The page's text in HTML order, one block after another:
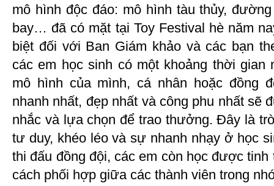
mô hình độc đáo: mô hình tàu thủy,
bay… đã có mặt tại Toy Festival hè năm
biệt đối với Ban Giám khảo và các bạn
các em học sinh có một khoảng thời gian
mô hình của mình, cá nhân hoặc đồng
nhanh nhất, đẹp nhất và công phu nhất sẽ
nhắc và lựa chọn để trao thưởng. Đây là
tư duy, khéo léo và sự nhanh nhạy ở học
thi đấu đồng đội, các em còn học được tinh
cách phối hợp giữa các thành viên trong